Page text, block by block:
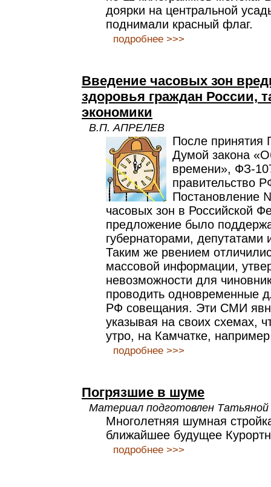
доярки на центральной
поднимали красный флаг.
подробнее >>>
Введение часовых зон
здоровья граждан России,
экономики
В.П. АПРЕЛЕВ
После принятия
Думой закона
времени», ФЗ-
правительство
Постановление
часовых зон в Российской
предложение было
губернаторами,
Таким же рвением
массовой информации,
невозможности для
проводить одновременные
РФ совещания. Эти СМИ
указывая на своих схемах,
утро, на Камчатке,
подробнее >>>
Погрязшие в шуме
Материал подготовлен Татьяной
Многолетняя шумная
ближайшее будущее
подробнее >>>